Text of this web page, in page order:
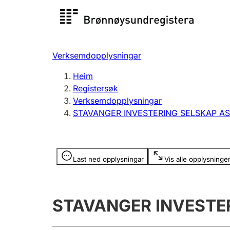
Registersøk
Registrere, endre, slette
Verksemdopplysningar
Heim
Registersøk
Verksemdopplysningar
STAVANGER INVESTERING SELSKAP AS
Last ned opplysningar Vis alle opplysninger
Opplysninger er skjult
STAVANGER